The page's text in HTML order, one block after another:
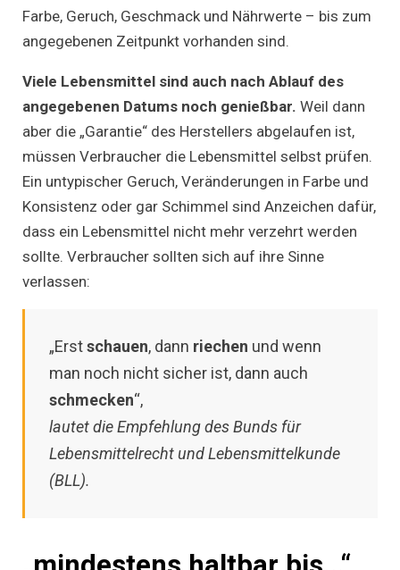
Farbe, Geruch, Geschmack und Nährwerte – bis zum
angegebenen Zeitpunkt vorhanden sind.
Viele Lebensmittel sind auch nach Ablauf des
angegebenen Datums noch genießbar. Weil dann
aber die „Garantie“ des Herstellers abgelaufen ist,
müssen Verbraucher die Lebensmittel selbst prüfen.
Ein untypischer Geruch, Veränderungen in Farbe und
Konsistenz oder gar Schimmel sind Anzeichen dafür,
dass ein Lebensmittel nicht mehr verzehrt werden
sollte. Verbraucher sollten sich auf ihre Sinne
verlassen:
„Erstschauen, dann riechen und wenn
man noch nicht sicher ist, dann auch
schmecken“,
lautet die Empfehlung des Bunds für
Lebensmittelrecht und Lebensmittelkunde
(BLL).